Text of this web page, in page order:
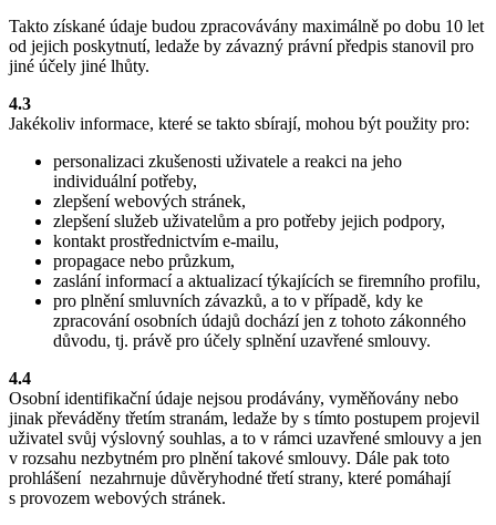
Takto získané údaje budou zpracovávány maximálně po dobu 10 let
od jejich poskytnutí, ledaže by závazný právní předpis stanovil pro
jiné účely jiné lhůty.
4.3
Jakékoliv informace, které se takto sbírají, mohou být použity pro:
personalizaci zkušenosti uživatele a reakci na jeho
individuální potřeby,
zlepšení webových stránek,
zlepšení služeb uživatelům a pro potřeby jejich podpory,
kontakt prostřednictvím e-mailu,
propagace nebo průzkum,
zaslání informací a aktualizací týkajících se firemního profilu,
pro plnění smluvních závazků, a to v případě, kdy ke
zpracování osobních údajů dochází jen z tohoto zákonného
důvodu, tj. právě pro účely splnění uzavřené smlouvy.
4.4
Osobní identifikační údaje nejsou prodávány, vyměňovány nebo
jinak převáděny třetím stranám, ledaže by s tímto postupem projevil
uživatel svůj výslovný souhlas, a to v rámci uzavřené smlouvy a jen
v rozsahu nezbytném pro plnění takové smlouvy. Dále pak toto
prohlášení nezahrnuje důvěryhodné třetí strany, které pomáhají
s provozem webových stránek.